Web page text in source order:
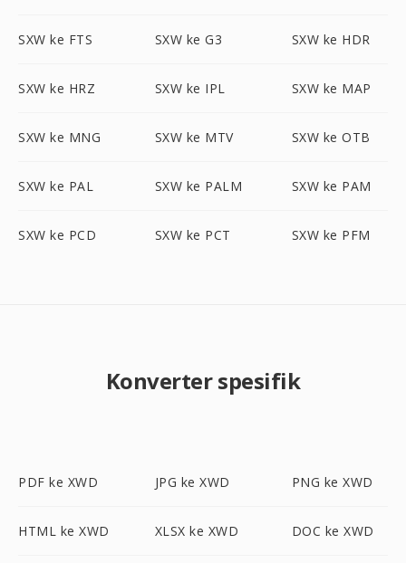
SXW ke FTS SXW ke G3 SXW ke HDR
SXW ke HRZ SXW ke IPL SXW ke MAP
SXW ke MNG SXW ke MTV SXW ke OTB
SXW ke PAL SXW ke PALM SXW ke PAM
SXW ke PCD SXW ke PCT SXW ke PFM
Konverter spesifik
PDF ke XWD JPG ke XWD PNG ke XWD
HTML ke XWD XLSX ke XWD DOC ke XWD